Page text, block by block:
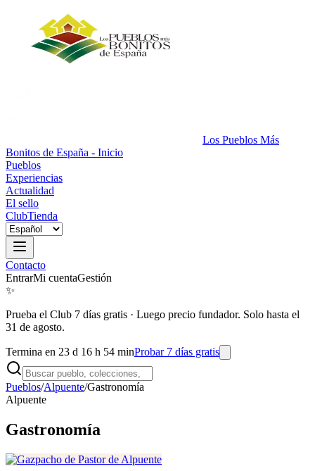
Los Pueblos Más
Bonitos de España - Inicio
Pueblos
Experiencias
Actualidad
El sello
ClubTienda
Contacto
EntrarMi cuentaGestión
✨
Prueba el Club 7 días gratis · Luego precio fundador. Solo hasta el
31 de agosto.
Termina en 23 d 16 h 54 minProbar 7 días gratis
Pueblos/Alpuente/Gastronomía
Alpuente
Gastronomía